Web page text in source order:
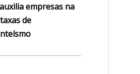
empresas na
de